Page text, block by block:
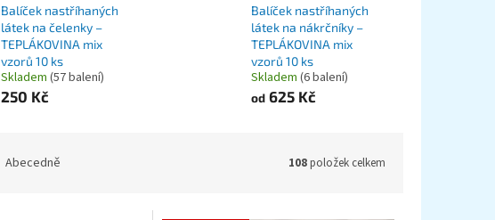
Balíček nastříhaných
látek na čelenky –
TEPLÁKOVINA mix
vzorů 10 ks
Skladem (57 balení)
250 Kč
Balíček nastříhaných
látek na nákrčníky –
TEPLÁKOVINA mix
vzorů 10 ks
Skladem (6 balení)
od625 Kč
Abecedně 108položek celkem